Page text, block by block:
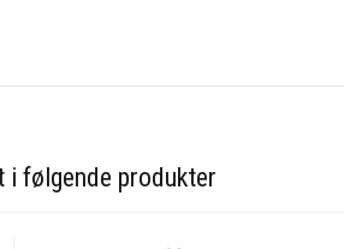
i følgende produkter